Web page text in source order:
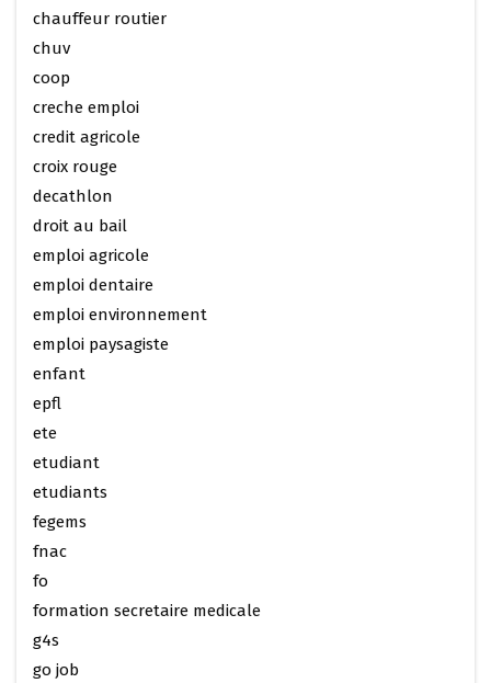
chauffeur routier
chuv
coop
creche emploi
credit agricole
croix rouge
decathlon
droit au bail
emploi agricole
emploi dentaire
emploi environnement
emploi paysagiste
enfant
epfl
ete
etudiant
etudiants
fegems
fnac
fo
formation secretaire medicale
g4s
go job